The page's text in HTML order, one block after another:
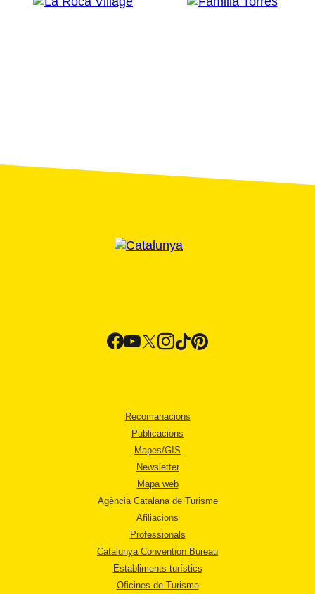
Recomanacions
Publicacions
Mapes/GIS
Newsletter
Mapa web
Agència Catalana de Turisme
Afiliacions
Professionals
Catalunya Convention Bureau
Establiments turístics
Oficines de Turisme